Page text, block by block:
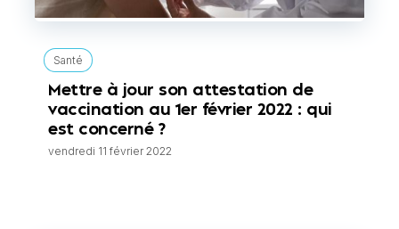
Santé
Mettre à jour son attestation de
vaccination au 1er février 2022 : qui
est concerné ?
vendredi 11 février 2022